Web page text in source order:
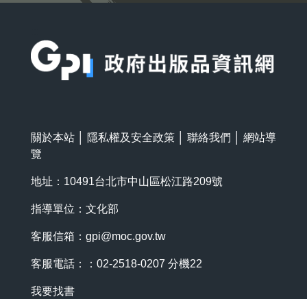
關於本站 隱私權及安全政策 聯絡我們
網站導
覽
地址：10491台北市中山區松江路209號
指導單位：文化部
客服信箱： gpi@moc.gov.tw
客服電話：：02-2518-0207 分機22
我要找書